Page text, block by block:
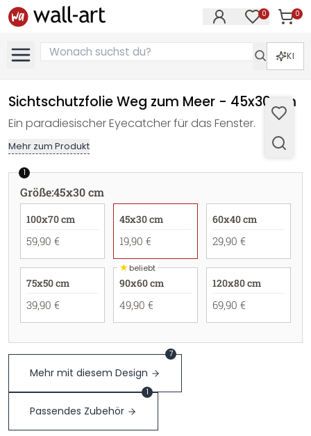
0 0
KI
Sichtschutzfolie Weg zum Meer - 45x30 cm
Ein paradiesischer Eyecatcher für das Fenster.
Mehr zum Produkt
1
Größe:45x30 cm
100x70 cm
59,90 €
45x30 cm
19,90 €
60x40 cm
29,90 €
75x50 cm
39,90 €
★beliebt
90x60 cm
49,90 €
120x80 cm
69,90 €
Mehr mit diesem Design
7
Passendes Zubehör
1